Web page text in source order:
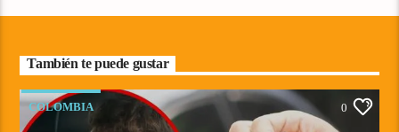
También te puede gustar
COLOMBIA 0